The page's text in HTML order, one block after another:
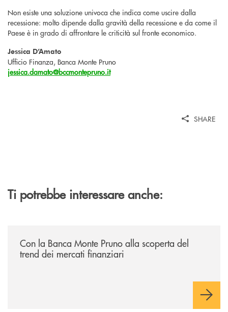
Non esiste una soluzione univoca che indica come uscire dalla
recessione: molto dipende dalla gravità della recessione e da come il
Paese è in grado di affrontare le criticità sul fronte economico.
Jessica D’Amato
Ufficio Finanza, Banca Monte Pruno
jessica.damato@bccmontepruno.it
SHARE
Ti potrebbe interessare anche:
Con la Banca Monte Pruno alla scoperta del
trend dei mercati finanziari